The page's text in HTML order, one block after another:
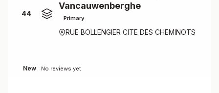
44
Vancauwenberghe
Primary
RUE BOLLENGIER CITE DES CHEMINOTS
New No reviews yet